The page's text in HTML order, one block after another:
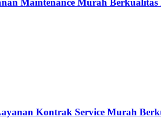
Maintenance Murah Berkualitas
Kontrak Service Murah